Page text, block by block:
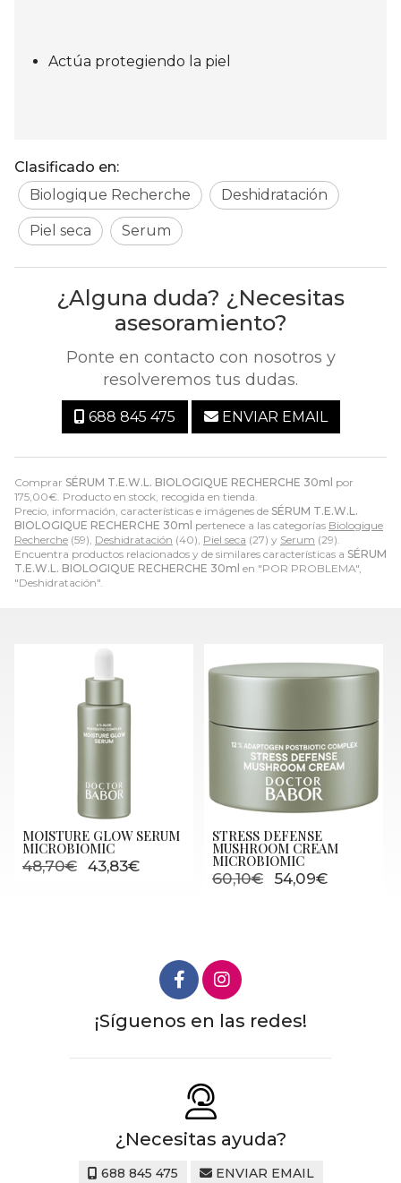
Comprar SÉRUM T.E.W.L. BIOLOGIQUE RECHERCHE 30ml por
175,00€. Producto en stock, recogida en tienda.
Precio, información, características e imágenes de SÉRUM T.E.W.L.
BIOLOGIQUE RECHERCHE 30ml pertenece a las categorías Biologique
Recherche (59), Deshidratación (40), Piel seca (27) y Serum (29).
Encuentra productos relacionados y de similares características a SÉRUM
T.E.W.L. BIOLOGIQUE RECHERCHE 30ml en "POR PROBLEMA",
"Deshidratación".
Actúa protegiendo la piel
Clasificado en:
Biologique Recherche
Deshidratación
Piel seca Serum
¿Alguna duda? ¿Necesitas
asesoramiento?
Ponte en contacto con nosotros y
resolveremos tus dudas.
688 845 475 ENVIAR EMAIL
MOISTURE GLOW SERUM
MICROBIOMIC
48,70€ 43,83€
STRESS DEFENSE
MUSHROOM CREAM
MICROBIOMIC
60,10€ 54,09€
¡Síguenos en las redes!
¿Necesitas ayuda?
688 845 475 ENVIAR EMAIL